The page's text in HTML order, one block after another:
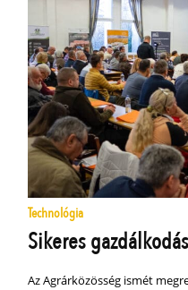
Technológia
Sikeres
Az Agrárközösség ismét